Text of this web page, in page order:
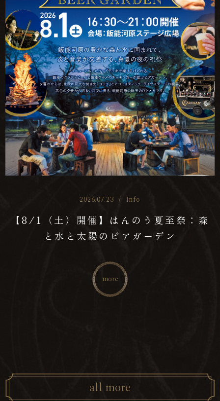
2026.07.23 / Info
【8/1（土）開催】はんのう夏至祭：森
と水と太陽のビアガーデン
more
allmore